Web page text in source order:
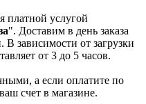
платной услугой
". Доставим в день заказа
зависимости от загрузки
от 3 до 5 часов.
а если оплатите по
счет в магазине.